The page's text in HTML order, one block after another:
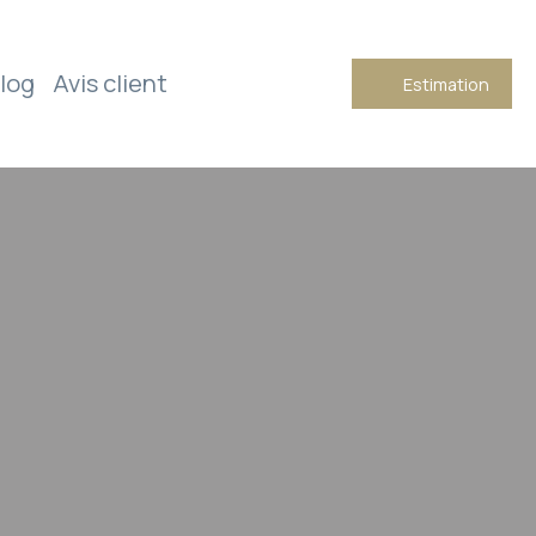
Avis client Estimation